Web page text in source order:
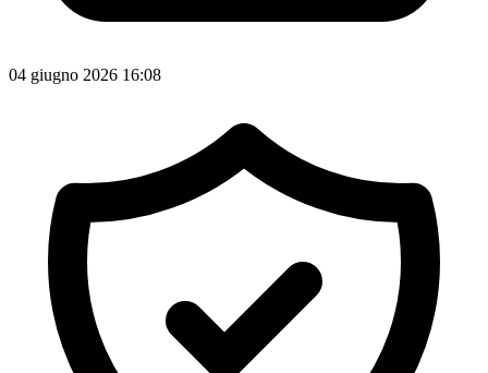
04 giugno 2026 16:08